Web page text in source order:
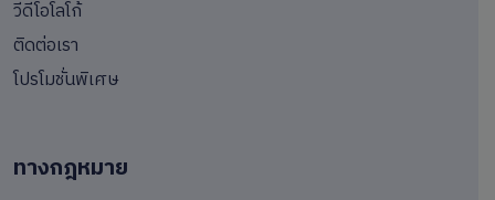
วีดีโอโลโก้
ติดต่อเรา
โปรโมชั่นพิเศษ
ทางกฎหมาย